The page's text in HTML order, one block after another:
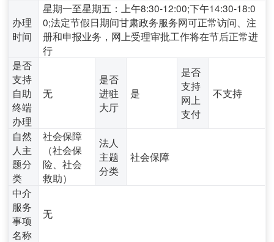
办理
时间
星期一至星期五：上午8:30-12:00;下午14:30-18:0
0;法定节假日期间甘肃政务服务网可正常访问、注
册和申报业务，网上受理审批工作将在节后正常进
行
是否
支持
自助
终端
办理
无
是否
进驻
大厅
是
是否
支持
网上
支付
不支持
自然
人主
题分
类
社会保障
（社会保
险、社会
救助）
法人
主题
分类
社会保障
中介
服务
事项
名称
无